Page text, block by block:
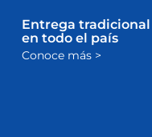
Entrega tradicional
en todo el país
Conoce más >